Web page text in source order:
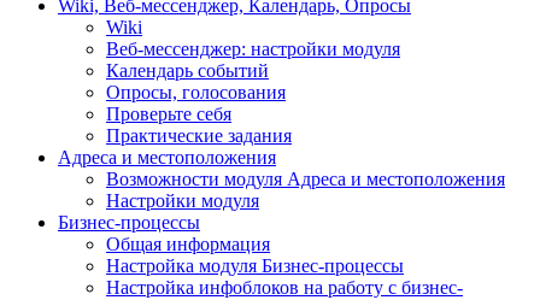
Wiki, Веб-мессенджер, Календарь, Опросы
Wiki
Веб-мессенджер: настройки модуля
Календарь событий
Опросы, голосования
Проверьте себя
Практические задания
Адреса и местоположения
Возможности модуля Адреса и местоположения
Настройки модуля
Бизнес-процессы
Общая информация
Настройка модуля Бизнес-процессы
Настройка инфоблоков на работу с бизнес-